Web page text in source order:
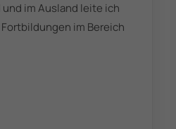
im Ausland leite ich
im Bereich